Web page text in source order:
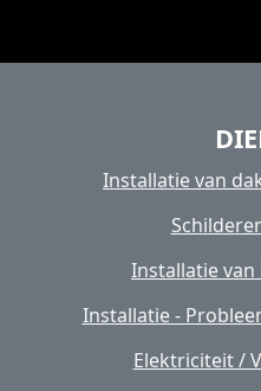
Installatie van
Installatie
Installatie -
Elektriciteit /